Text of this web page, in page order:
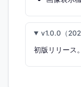
v1.0.0（
初版リリース。